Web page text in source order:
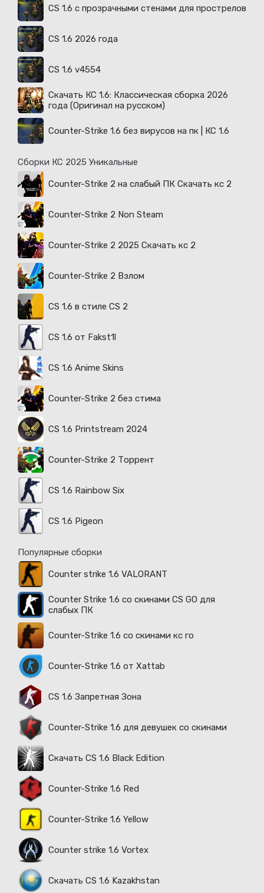
CS 1.6 с прозрачными стенами для прострелов
CS 1.6 2026 года
CS 1.6 v4554
Скачать КС 1.6: Классическая сборка 2026
года (Оригинал на русском)
Counter-Strike 1.6 без вирусов на пк | КС 1.6
Сборки КС 2025 Уникальные
Counter-Strike 2 на слабый ПК Скачать кс 2
Counter-Strike 2 Non Steam
Counter-Strike 2 2025 Скачать кс 2
Counter-Strike 2 Взлом
CS 1.6 в стиле CS 2
CS 1.6 от Fakst1l
CS 1.6 Anime Skins
Counter-Strike 2 без стима
CS 1.6 Printstream 2024
Counter-Strike 2 Торрент
CS 1.6 Rainbow Six
CS 1.6 Pigeon
Популярные сборки
Counter strike 1.6 VALORANT
Counter Strike 1.6 со скинами CS GO для
слабых ПК
Counter-Strike 1.6 со скинами кс го
Counter-Strike 1.6 от Xattab
CS 1.6 Запретная Зона
Counter-Strike 1.6 для девушек со скинами
Скачать CS 1.6 Black Edition
Counter-Strike 1.6 Red
Counter-Strike 1.6 Yellow
Counter strike 1.6 Vortex
Скачать CS 1.6 Kazakhstan